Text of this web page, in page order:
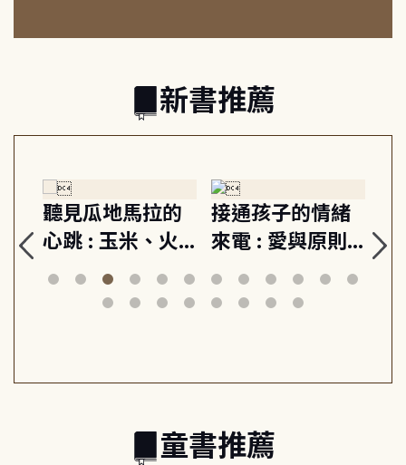
新書推薦
聽見瓜地馬拉的
心跳 : 玉米、火
山與信仰, 外交官
筆下的現代馬雅
接通孩子的情緒
來電 : 愛與原則,
建立教養的安定
節奏 22個行動練
關
童書推薦